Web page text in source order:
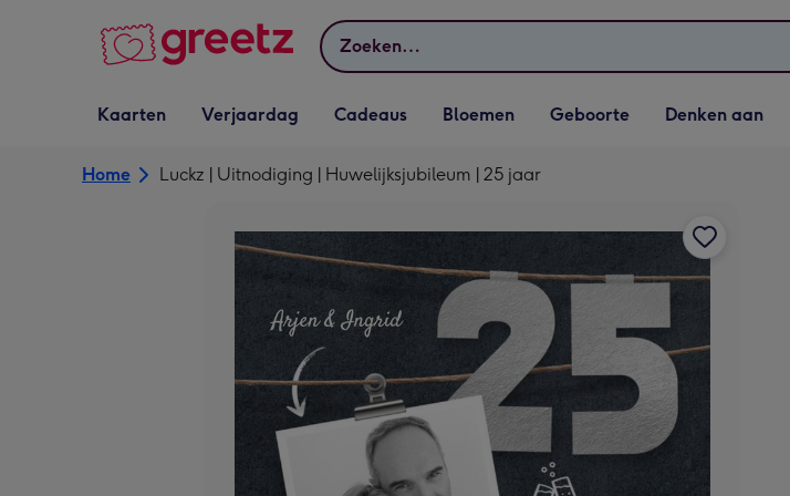
Zoeken
Vervolgkeuzelijst
Kaarten openen
Kaarten
Vervolgkeuzelijst
Verjaardag openen
Verjaardag
Vervolgkeuzelijst
Cadeaus openen
Cadeaus
Vervolgkeuzelijst
Bloemen openen
Bloemen
Vervolgkeuzelijst
Geboorte openen
Geboorte
Vervolgkeuzelijst
Denken aan openen
Denken aan
Home Luckz | Uitnodiging | Huwelijksjubileum | 25 jaar